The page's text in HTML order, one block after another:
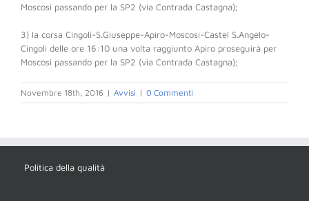
Moscosi passando per la SP2 (via Contrada Castagna);
3) la corsa Cingoli-S.Giuseppe-Apiro-Moscosi-Castel S.Angelo-
Cingoli delle ore 16:10 una volta raggiunto Apiro proseguirà per
Moscosi passando per la SP2 (via Contrada Castagna);
Novembre 18th, 2016 | Avvisi | 0 Commenti
Politica della qualità